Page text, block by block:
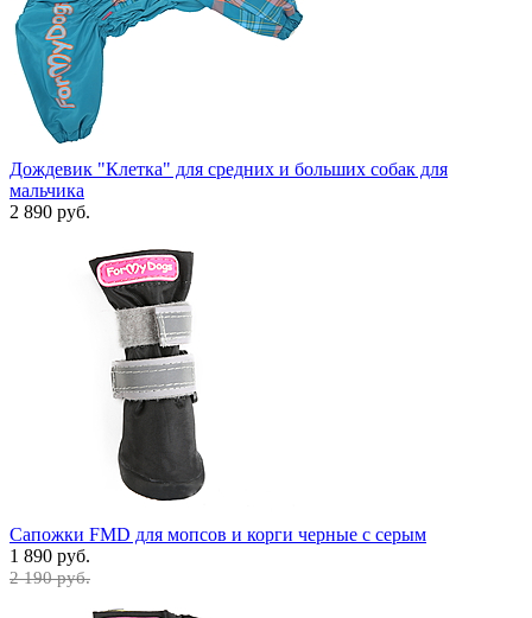
Дождевик "Клетка" для средних и больших собак для
мальчика
2 890 руб.
Сапожки FMD для мопсов и корги черные с серым
1 890 руб.
2 190 руб.